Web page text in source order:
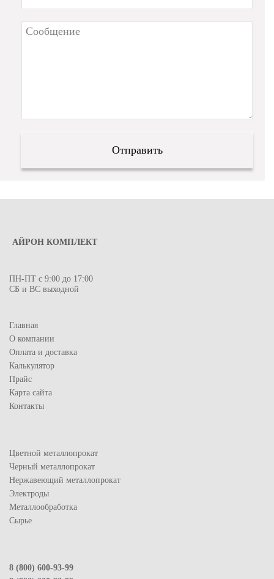
АЙРОН КОМПЛЕКТ
ПН-ПТ с 9:00 до 17:00
СБ и ВС выходной
Главная
О компании
Оплата и доставка
Калькулятор
Прайс
Карта сайта
Контакты
Цветной металлопрокат
Черный металлопрокат
Нержавеющий металлопрокат
Электроды
Металлообработка
Сырье
8 (800) 600-93-99